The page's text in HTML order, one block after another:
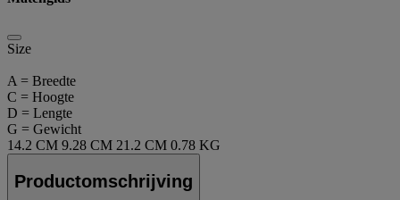
Size
A = Breedte
C = Hoogte
D = Lengte
G = Gewicht
14.2 CM 9.28 CM 21.2 CM 0.78 KG
Productomschrijving